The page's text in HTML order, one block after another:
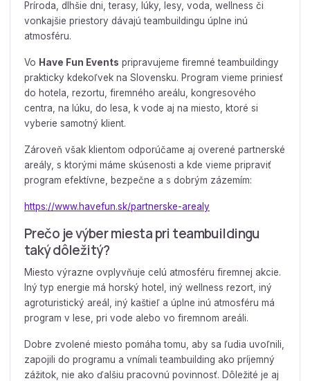
Príroda, dlhšie dni, terasy, lúky, lesy, voda, wellness či
vonkajšie priestory dávajú teambuildingu úplne inú
atmosféru.
Vo Have Fun Events pripravujeme firemné teambuildingy
prakticky kdekoľvek na Slovensku. Program vieme priniesť
do hotela, rezortu, firemného areálu, kongresového
centra, na lúku, do lesa, k vode aj na miesto, ktoré si
vyberie samotný klient.
Zároveň však klientom odporúčame aj overené partnerské
areály, s ktorými máme skúsenosti a kde vieme pripraviť
program efektívne, bezpečne a s dobrým zázemím:
https://www.havefun.sk/partnerske-arealy
Prečo je výber miesta pri teambuildingu
taký dôležitý?
Miesto výrazne ovplyvňuje celú atmosféru firemnej akcie.
Iný typ energie má horský hotel, iný wellness rezort, iný
agroturistický areál, iný kaštieľ a úplne inú atmosféru má
program v lese, pri vode alebo vo firemnom areáli.
Dobre zvolené miesto pomáha tomu, aby sa ľudia uvoľnili,
zapojili do programu a vnímali teambuilding ako príjemný
zážitok, nie ako ďalšiu pracovnú povinnosť. Dôležité je aj